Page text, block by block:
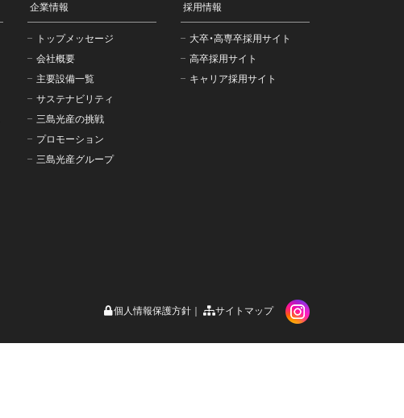
企業情報
トップメッセージ
会社概要
主要設備一覧
サステナビリティ
三島光産の挑戦
プロモーション
三島光産グループ
採用情報
大卒・高専卒採用サイト
高卒採用サイト
キャリア採用サイト
個人情報保護方針 サイトマップ